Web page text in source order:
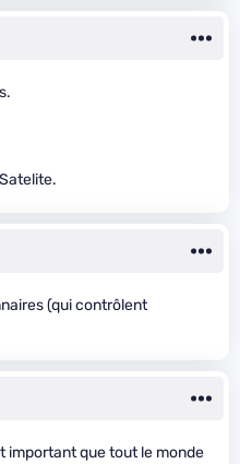
(qui contrôlent
important que tout le monde